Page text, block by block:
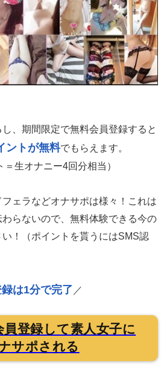
、期間限定で無料会員登録すると
ントが無料でもらえます。
＝生オナニー4回分相当）
ェラなどオナサポは様々！これは
らないので、無料体験できる今の
！（ポイントを貰うにはSMS認
は1分で完了 ／
登録して素人女子に
サポされる